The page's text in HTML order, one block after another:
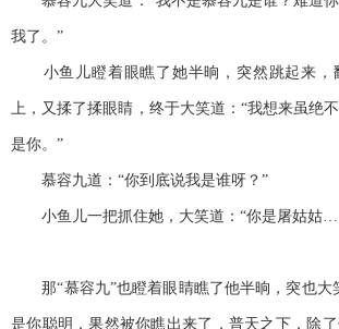
我了。”
小鱼儿瞪着眼瞧了她半晌，突然跳起来，
上，又揉了揉眼睛，终于大笑道：“我想来虽绝
是你。”
慕容九道：“你到底说我是谁呀？”
小鱼儿一把抓住她，大笑道：“你是屠姑姑
那“慕容九”也瞪着眼睛瞧了他半晌，突也大
是你聪明，果然被你瞧出来了，普天之下，除